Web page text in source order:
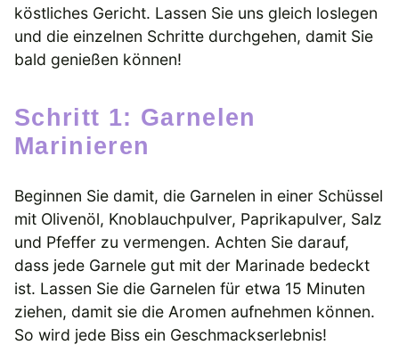
köstliches Gericht. Lassen Sie uns gleich loslegen
und die einzelnen Schritte durchgehen, damit Sie
bald genießen können!
Schritt 1: Garnelen
Marinieren
Beginnen Sie damit, die Garnelen in einer Schüssel
mit Olivenöl, Knoblauchpulver, Paprikapulver, Salz
und Pfeffer zu vermengen. Achten Sie darauf,
dass jede Garnele gut mit der Marinade bedeckt
ist. Lassen Sie die Garnelen für etwa 15 Minuten
ziehen, damit sie die Aromen aufnehmen können.
So wird jede Biss ein Geschmackserlebnis!